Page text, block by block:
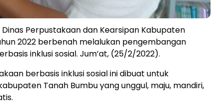
Dinas Perpustakaan dan Kearsipan Kabupaten
2022 berbenah melalukan pengembangan
inklusi sosial. Jum’at, (25/2/2022).
berbasis inklusi sosial ini dibuat untuk
Tanah Bumbu yang unggul, maju, mandiri,